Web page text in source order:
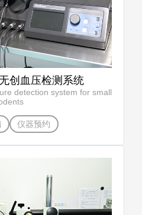
创血压检测系统
detection system for small
仪器预约